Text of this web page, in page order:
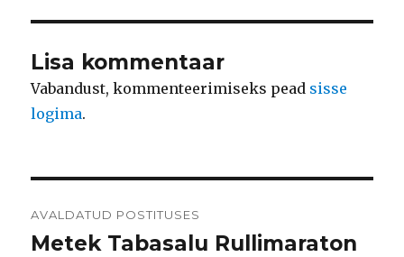
Lisa kommentaar
Vabandust, kommenteerimiseks pead sisse
logima.
AVALDATUD POSTITUSES
Metek Tabasalu Rullimaraton